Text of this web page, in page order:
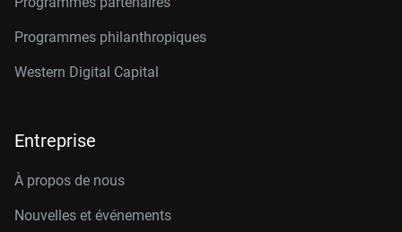
Programmes philanthropiques
Western Digital Capital
Entreprise
À propos de nous
Nouvelles et événements